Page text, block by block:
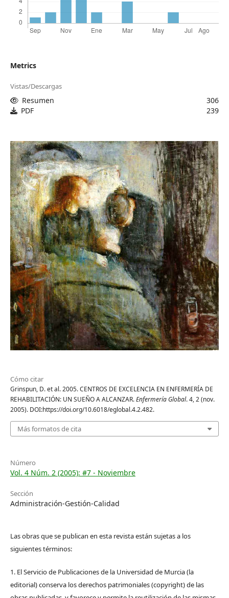
Metrics
Vistas/Descargas
Resumen
306
PDF
239
Cómo citar
Grinspun, D. et al. 2005. CENTROS DE EXCELENCIA EN ENFERMERÍA DE
REHABILITACIÓN: UN SUEÑO A ALCANZAR.Enfermería Global. 4, 2 (nov.
2005). DOI:https://doi.org/10.6018/eglobal.4.2.482.
Más formatos de cita
Número
Vol. 4 Núm. 2 (2005): #7 - Noviembre
Sección
Administración-Gestión-Calidad
Las obras que se publican en esta revista están sujetas a los
siguientes términos:
1. El Servicio de Publicaciones de la Universidad de Murcia (la
editorial) conserva los derechos patrimoniales (copyright) de las